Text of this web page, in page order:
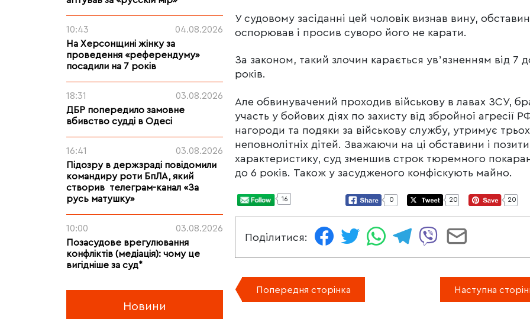
10:43
04.08.2026
На Херсонщині жінку за
проведення «референдуму»
посадили на 7 років
18:31
03.08.2026
ДБР попередило замовне
вбивство судді в Одесі
16:41
03.08.2026
Підозру в держзраді повідомили
командиру роти БпЛА, який
створив телеграм-канал «За
русь матушку»
10:00
03.08.2026
Позасудове врегулювання
конфліктів (медіація): чому це
вигідніше за суд*
Новини
У судовому засіданні цей чоловік визнав вину,
оспорював і просив суворо його не карати.
За законом, такий злочин карається увʼязненням від 7
років.
Але обвинувачений проходив військову в лавах ЗСУ,
участь у бойових діях по захисту від збройної агресії
нагороди та подяки за військову службу, утримує трьох
неповнолітніх дітей. Зважаючи на ці обставини і
характеристику, суд зменшив строк тюремного
до 6 років. Також у засудженого конфіскують майно.
16 0 20 20
Поділитися:
Попередня сторінка Наступна